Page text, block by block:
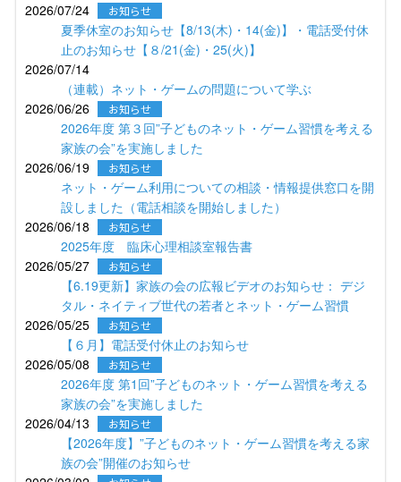
2026/07/24 お知らせ
夏季休室のお知らせ【8/13(木)・14(金)】・電話受付休
止のお知らせ【８/21(金)・25(火)】
2026/07/14
（連載）ネット・ゲームの問題について学ぶ
2026/06/26
お知らせ
2026年度 第３回”子どものネット・ゲーム習慣を考える
家族の会”を実施しました
2026/06/19
お知らせ
ネット・ゲーム利用についての相談・情報提供窓口を開
設しました（電話相談を開始しました）
2026/06/18
お知らせ
2025年度 臨床心理相談室報告書
2026/05/27
お知らせ
【6.19更新】家族の会の広報ビデオのお知らせ： デジ
タル・ネイティブ世代の若者とネット・ゲーム習慣
2026/05/25
お知らせ
【６月】電話受付休止のお知らせ
2026/05/08
お知らせ
2026年度 第1回”子どものネット・ゲーム習慣を考える
家族の会”を実施しました
2026/04/13
お知らせ
【2026年度】”子どものネット・ゲーム習慣を考える家
族の会”開催のお知らせ